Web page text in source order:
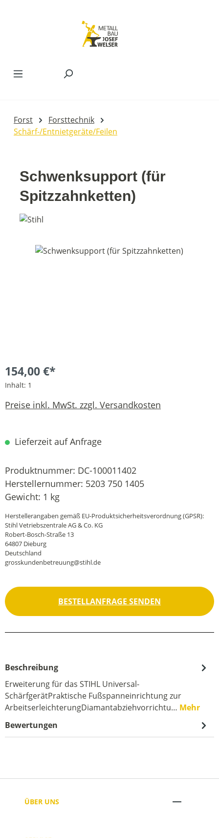
Forst
Forsttechnik
Schärf-/Entnietgeräte/Feilen
Schwenksupport (für
Spitzzahnketten)
Bildergalerie überspringen
154,00 €*
Inhalt: 1
Preise inkl. MwSt. zzgl. Versandkosten
Lieferzeit auf Anfrage
Produktnummer: DC-100011402
Herstellernummer: 5203 750 1405
Gewicht: 1 kg
Herstellerangaben gemäß EU-Produktsicherheitsverordnung (GPSR):
Stihl Vetriebszentrale AG & Co. KG
Robert-Bosch-Straße 13
64807 Dieburg
Deutschland
grosskundenbetreuung@stihl.de
BESTELLANFRAGE SENDEN
Beschreibung
Erweiterung für das STIHL Universal-
SchärfgerätPraktische Fußspanneinrichtung zur
ArbeitserleichterungDiamantabziehvorrichtu… Mehr
Bewertungen
ÜBER UNS